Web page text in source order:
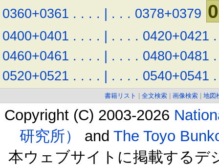
0360+0361 . . . . | . . . 0378+0379
0400+0401 . . . . | . . . . 0420+0421 .
0460+0461 . . . . | . . . . 0480+0481 .
0520+0521 . . . . | . . . . 0540+0541 .
書籍リスト 全文検索 画像検索 地図
Copyright (C) 2003-2026
研究所）
and The Toyo
本ウェブサイトに掲載するデ